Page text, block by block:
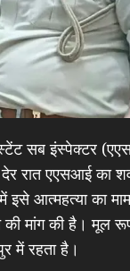
सब इंस्पेक्टर
रात एएसआई का
आत्महत्या का
की मांग की है। मूल
में रहता है।